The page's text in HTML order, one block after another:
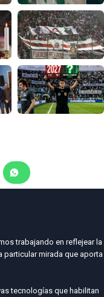
trabajando en reflejear la
particular mirada que aporta
tecnologías que habilitan